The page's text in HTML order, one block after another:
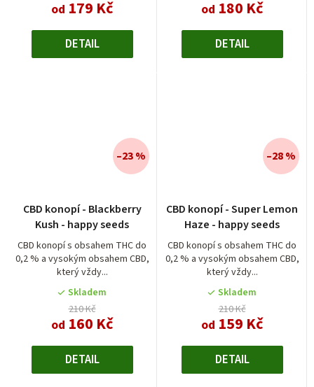
od 179 Kč
DETAIL
od 180 Kč
DETAIL
CBD konopí - Blackberry
Kush - happy seeds
CBD konopí s obsahem THC do
0,2 % a vysokým obsahem CBD,
který vždy...
Skladem
210 Kč
od 160 Kč
–23 %
DETAIL
CBD konopí - Super Lemon
Haze - happy seeds
CBD konopí s obsahem THC do
0,2 % a vysokým obsahem CBD,
který vždy...
hodnocení
produktu
je
4,0
z
5
hvězdiček.
Skladem
210 Kč
od 159 Kč
–28 %
DETAIL